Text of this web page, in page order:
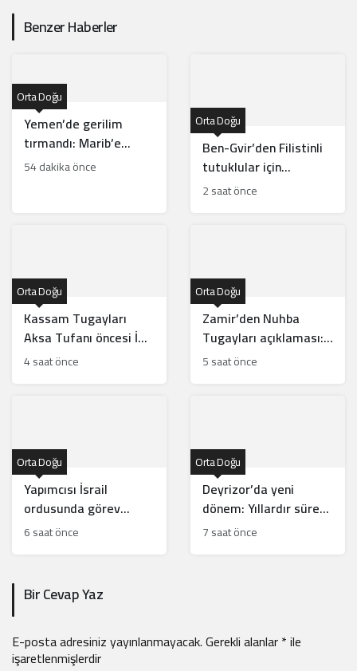
Benzer Haberler
Yemen’de gerilim
tırmandı: Marib’e
roket ve İHA’lı saldırı!
Orta Doğu
54 dakika önce
Ben-Gvir’den Filistinli
tutuklular için
“Timsahlı hendek”
Orta Doğu
2 saat önce
Kassam Tugayları
Aksa Tufanı öncesi İHA
gücünü nasıl geliştirdi?
Orta Doğu
4 saat önce
Zamir’den Nuhba
Tugayları açıklaması:
Barış Kurulu haritası
Orta Doğu
5 saat önce
Yapımcısı İsrail
ordusunda görev
yapmıştı: “Spider-Man”
Orta Doğu
6 saat önce
Deyrizor’da yeni
dönem: Yıllardır süren
ihmal yerini
Orta Doğu
7 saat önce
Bir Cevap Yaz
E-posta adresiniz yayınlanmayacak.Gerekli alanlar*ile
işaretlenmişlerdir